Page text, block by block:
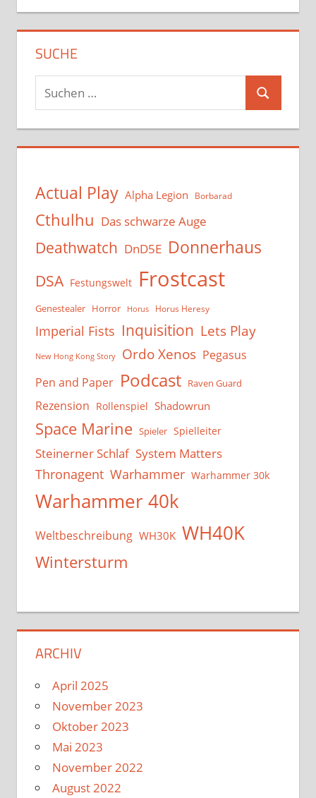
SUCHE
Suchen
nach:
Suchen
Actual Play Alpha Legion Borbarad
Cthulhu Das schwarze Auge
Deathwatch DnD5E Donnerhaus
DSA Festungswelt Frostcast
Genestealer Horror Horus Horus Heresy
Imperial Fists Inquisition Lets Play
New Hong Kong Story Ordo Xenos Pegasus
Pen and Paper Podcast Raven Guard
Rezension Rollenspiel Shadowrun
Space Marine Spieler Spielleiter
Steinerner Schlaf System Matters
Thronagent Warhammer Warhammer 30k
Warhammer 40k
Weltbeschreibung WH30K WH40K
Wintersturm
ARCHIV
April 2025
November 2023
Oktober 2023
Mai 2023
November 2022
August 2022